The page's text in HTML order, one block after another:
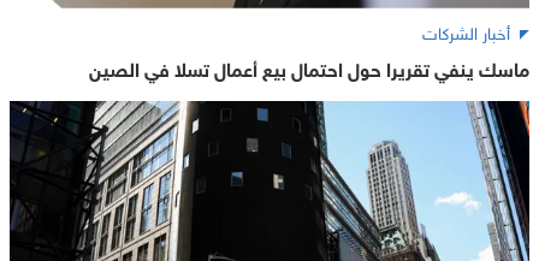
أخبار الشركات
ماسك ينفي تقريرا حول احتمال بيع أعمال تسلا في الصين